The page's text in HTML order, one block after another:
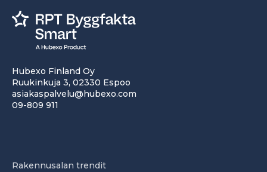
Hubexo Finland Oy
Ruukinkuja 3, 02330 Espoo
asiakaspalvelu@hubexo.com
09-809 911
Rakennusalan trendit